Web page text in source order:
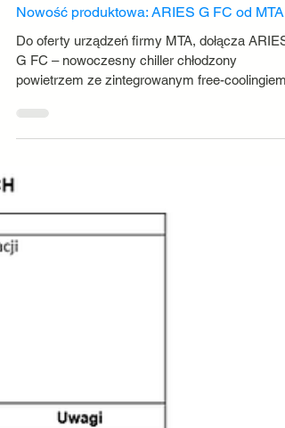
21 sty
Nowość produktowa: ARIES G FC od MTA
Do oferty urządzeń firmy MTA, dołącza ARIES
powietrzem ze zintegrowanym free-coolingiem
zaprojektowany z myślą o przemysłowych
wykorzystaniu ekologicznego czynnika R454B o
niskim współczynniku GWP. Dzięki
wbudowanym wymiennikom free-cooling oraz